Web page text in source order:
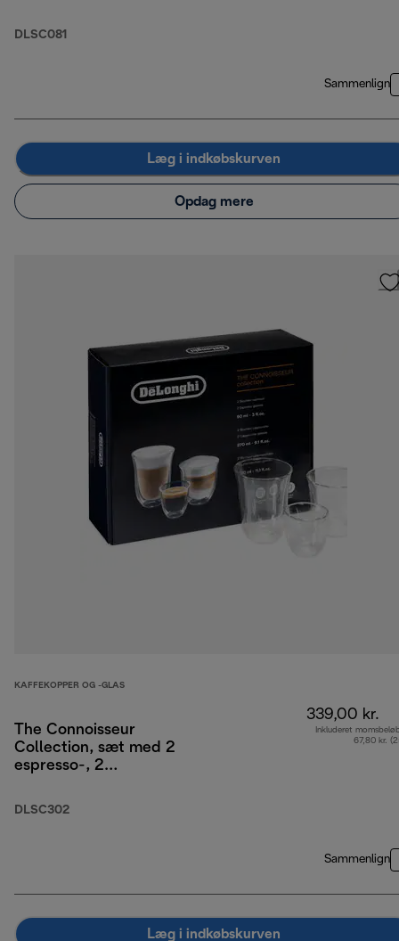
DLSC081
Sammenlign
Læg i indkøbskurven
Opdag mere
KAFFEKOPPER OG -GLAS
The Connoisseur
Collection, sæt med 2
espresso-, 2
lattemacchiato-
DLSC302
339,00 kr.
Inkluderet
67,80 kr.
Sammenlign
Læg i indkøbskurven